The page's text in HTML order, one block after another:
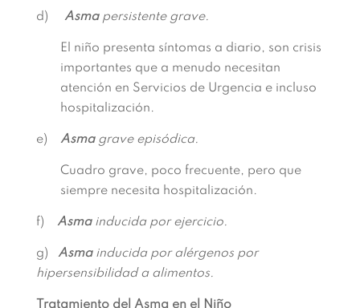
d) Asmapersistente grave.
El niño presenta síntomas a diario, son crisis
importantes que a menudo necesitan
atención en Servicios de Urgencia e incluso
hospitalización.
e) Asmagrave episódica.
Cuadro grave, poco frecuente, pero que
siempre necesita hospitalización.
f) Asmainducida por ejercicio.
g) Asmainducida por alérgenos por
hipersensibilidad a alimentos.
Tratamiento del Asma en el Niño